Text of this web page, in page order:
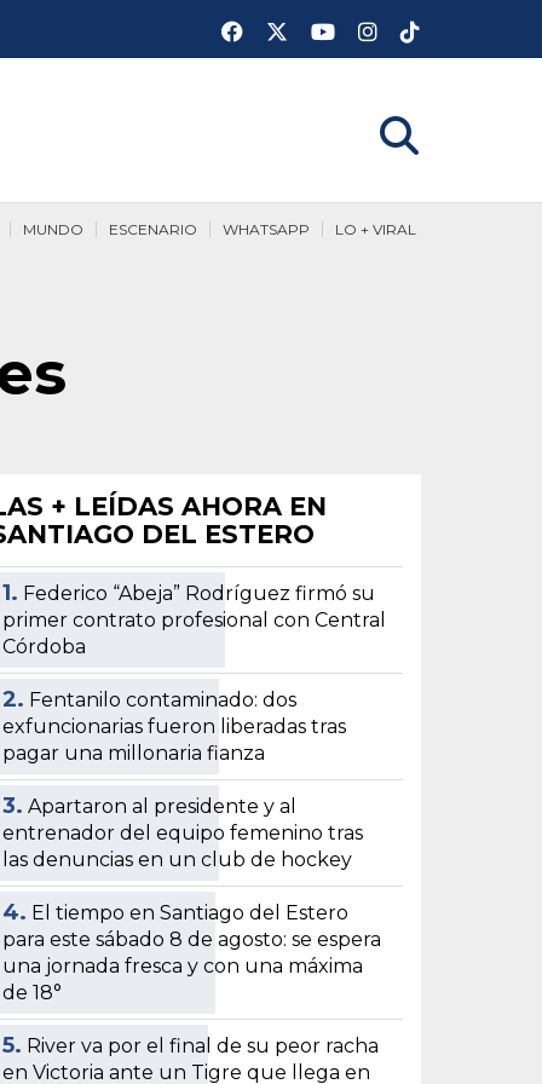
LO + VIRAL
WHATSAPP
ESCENARIO
MUNDO
+ LEÍDAS AHORA EN
DEL ESTERO
1. Federico “Abeja” Rodríguez firmó su
primer contrato profesional con Central
Córdoba
2. Fentanilo contaminado: dos
exfuncionarias fueron liberadas tras
pagar una millonaria fianza
3. Apartaron al presidente y al
entrenador del equipo femenino tras
las denuncias en un club de hockey
4. El tiempo en Santiago del Estero
para este sábado 8 de agosto: se espera
una jornada fresca y con una máxima
de 18°
5. River va por el final de su peor racha
en Victoria ante un Tigre que llega en